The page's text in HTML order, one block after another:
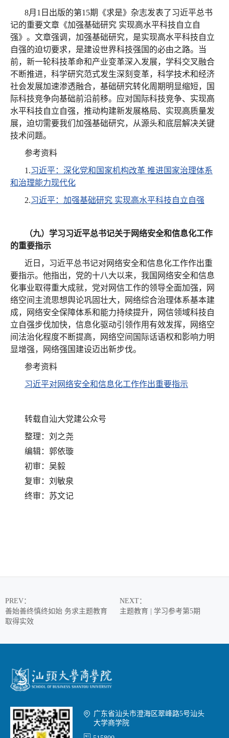
8月1日出版的第15期《求是》杂志发表了习近平总书
记的重要文章《加强基础研究 实现高水平科技自立自
强》。文章强调，加强基础研究，是实现高水平科技自立
自强的迫切要求，是建设世界科技强国的必由之路。当
前，新一轮科技革命和产业变革深入发展，学科交叉融合
不断推进，科学研究范式发生深刻变革，科学技术和经济
社会发展加速渗透融合，基础研究转化周期明显缩短，国
际科技竞争向基础前沿前移。应对国际科技竞争、实现高
水平科技自立自强，推动构建新发展格局、实现高质量发
展，迫切需要我们加强基础研究，从源头和底层解决关键
技术问题。
参考资料
1.习近平：深化党和国家机构改革 推进国家治理体系
和治理能力现代化
2.习近平：加强基础研究 实现高水平科技自立自强
（九）学习习近平总书记关于网络安全和信息化工作
的重要指示
近日，习近平总书记对网络安全和信息化工作作出重
要指示。他指出，党的十八大以来，我国网络安全和信息
化事业取得重大成就，党对网信工作的领导全面加强，网
络空间主流思想舆论巩固壮大，网络综合治理体系基本建
成，网络安全保障体系和能力持续提升，网信领域科技自
立自强步伐加快，信息化驱动引领作用有效发挥，网络空
间法治化程度不断提高，网络空间国际话语权和影响力明
显增强，网络强国建设迈出新步伐。
参考资料
习近平对网络安全和信息化工作作出重要指示
转载自汕大党建公众号
整理：刘之尧
编辑：郭依璇
初审：吴毅
复审：刘敏泉
终审：苏文记
PREV：
善始善终慎终如始 务求主题教育
取得实效
NEXT：
主题教育 | 学习参考第5期
 广东省汕头市澄海区翠峰路5号汕头
大学商学院